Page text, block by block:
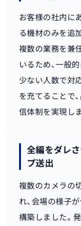
お客様の社内に
る機材のみを追
複数の業務を兼
いるため、一般
少ない人数で対
を充てることで
信体制を実現し
全編をダレ
プ送出
複数のカメラの
れ、会場の様子
構築しました。